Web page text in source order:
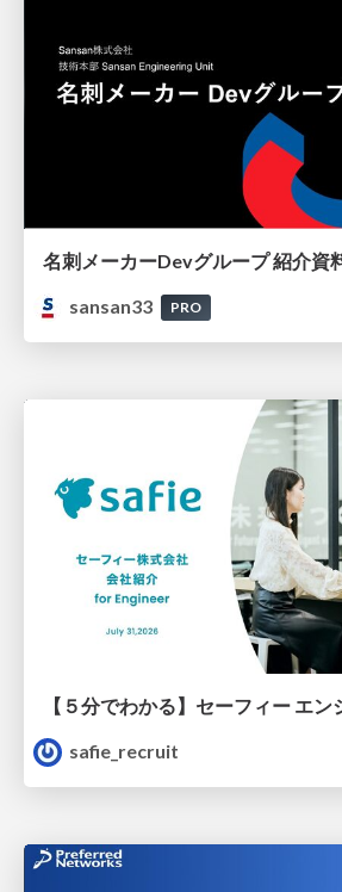
名刺メーカーDevグループ 紹介資
sansan33
PRO
safie_recruit